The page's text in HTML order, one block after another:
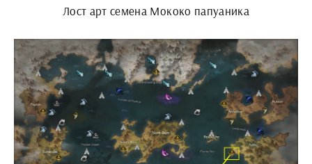
Лост арт семена Мококо папуаника